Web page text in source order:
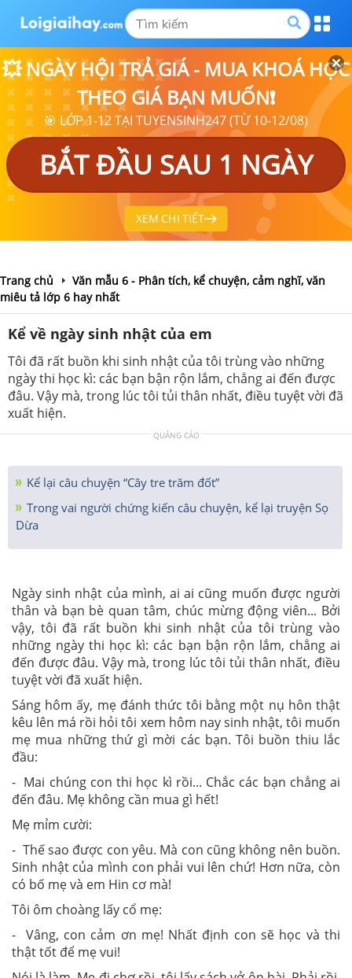
💥 NGÀY HỘI TRẢ GIÁ - MUA KHOÁ HỌC
THEO GIÁ BẠN MUỐN❗
🎯 LỚP 1-12 TẠI TUYENSINH247 (TỪ 10-12/08)
BẮT ĐẦU SAU 1 NGÀY
XEM CHI TIẾT
Trang chủ
Văn mẫu 6 - Phân tích, kể chuyện, cảm nghĩ, văn
miêu tả lớp 6 hay nhất
Kể về ngày sinh nhật của em
Tôi đã rất buồn khi sinh nhật của tôi trùng vào những
ngày thi học kì: các bạn bận rộn lắm, chẳng ai đến được
đâu. Vậy mà, trong lúc tôi tủi thân nhất, điều tuyệt vời đã
xuất hiện.
QUẢNG CÁO
Kể lại câu chuyện “Cây tre trăm đốt”
Trong vai người chứng kiến câu chuyện, kể lại truyện Sọ
Dừa
Ngày sinh nhật của mình, ai ai cũng muốn được người
thân và bạn bè quan tâm, chúc mừng động viên... Bởi
vậy, tôi đã rất buồn khi sinh nhật của tôi trùng vào
những ngày thi học kì: các bạn bận rộn lắm, chẳng ai
đến được đâu. Vậy mà, trong lúc tôi tủi thân nhất, điều
tuyệt vời đã xuất hiện.
Sáng hôm ấy, mẹ đánh thức tôi bằng một nụ hôn thật
kêu lên má rồi hỏi tôi xem hôm nay sinh nhật, tôi muốn
mẹ mua những thứ gì mời các bạn. Tôi buồn thiu lắc
đầu:
- Mai chúng con thi học kì rồi... Chắc các bạn chẳng ai
đến đâu. Mẹ không cần mua gì hết!
Mẹ mỉm cười:
- Thế sao được con yêu. Mà con cũng không nên buồn.
Sinh nhật của mình con phải vui lên chứ! Hơn nữa, còn
có bố mẹ và em Hin cơ mà!
Tôi ôm choàng lấy cổ mẹ:
- Vâng, con cảm ơn mẹ! Nhất định con sẽ học và thi
thật tốt để mẹ vui!